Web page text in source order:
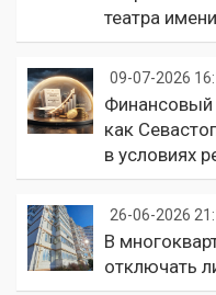
театра
09-07-2026
как
в условиях
26-06-2026
В
отключать